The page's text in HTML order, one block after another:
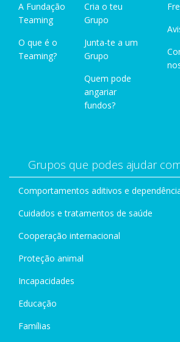
A Fundação
Teaming
O que é o
Teaming?
Cria o teu
Grupo
Junta-te a um
Grupo
Quem pode
angariar
fundos?
Grupos que podes ajudar
Comportamentos aditivos e
Cuidados e tratamentos de saúde
Cooperação internacional
Proteção animal
Incapacidades
Educação
Famílias